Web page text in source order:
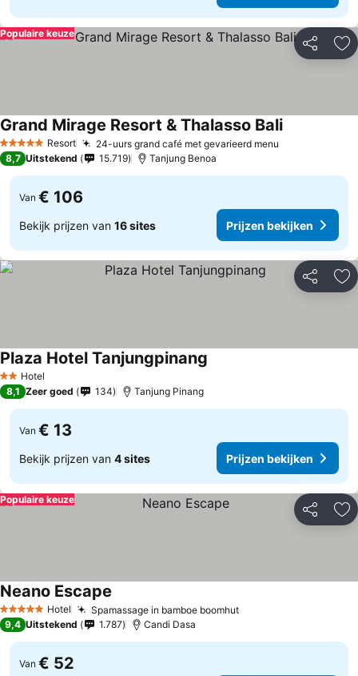
Delen
Populaire keuze
5 Sterren Resort 24-uurs grand café met gevarieerd menu
Grand Mirage Resort & Thalasso Bali
8,7 Uitstekend 15.719 Tanjung Benoa
Van € 106
Bekijk prijzen van 16 sites Prijzen bekijken
Delen
2 Sterren
Hotel
Plaza Hotel Tanjungpinang
8,1 Zeer goed 134 Tanjung Pinang
Van € 13
Bekijk prijzen van 4 sites Prijzen bekijken
Delen
Populaire keuze
5 Sterren Hotel Spamassage in bamboe boomhut
Neano Escape
9,4 Uitstekend 1.787 Candi Dasa
Van € 52